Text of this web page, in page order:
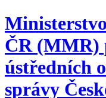
ČR (MMR)
ústředních
správy